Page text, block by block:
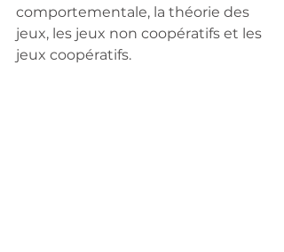
comportementale, la théorie des
jeux, les jeux non coopératifs et les
jeux coopératifs.